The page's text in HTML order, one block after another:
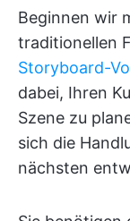
Beginnen wir
traditionellen
Storyboard-
dabei, Ihren
Szene zu
sich die
nächsten